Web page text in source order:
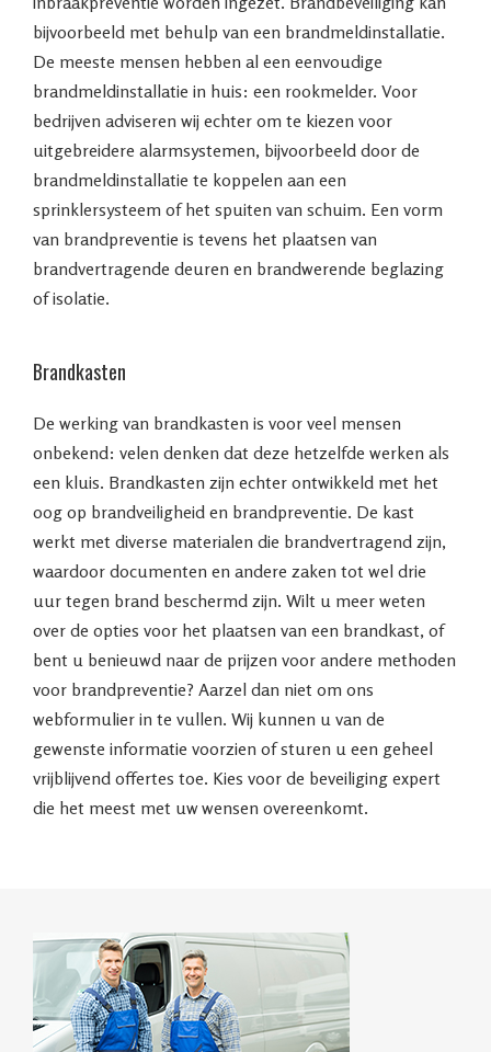
bijvoorbeeld met behulp van een brandmeldinstallatie.
De meeste mensen hebben al een eenvoudige
brandmeldinstallatie in huis: een rookmelder. Voor
bedrijven adviseren wij echter om te kiezen voor
uitgebreidere alarmsystemen, bijvoorbeeld door de
brandmeldinstallatie te koppelen aan een
sprinklersysteem of het spuiten van schuim. Een vorm
van brandpreventie is tevens het plaatsen van
brandvertragende deuren en brandwerende beglazing
of isolatie.
Brandkasten
De werking van brandkasten is voor veel mensen
onbekend: velen denken dat deze hetzelfde werken als
een kluis. Brandkasten zijn echter ontwikkeld met het
oog op brandveiligheid en brandpreventie. De kast
werkt met diverse materialen die brandvertragend zijn,
waardoor documenten en andere zaken tot wel drie
uur tegen brand beschermd zijn. Wilt u meer weten
over de opties voor het plaatsen van een brandkast, of
bent u benieuwd naar de prijzen voor andere methoden
voor brandpreventie? Aarzel dan niet om ons
webformulier in te vullen. Wij kunnen u van de
gewenste informatie voorzien of sturen u een geheel
vrijblijvend offertes toe. Kies voor de beveiliging expert
die het meest met uw wensen overeenkomt.